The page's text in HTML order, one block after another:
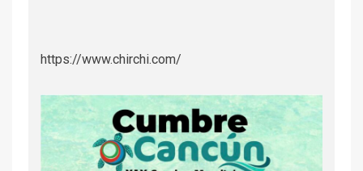
https://www.chirchi.com/